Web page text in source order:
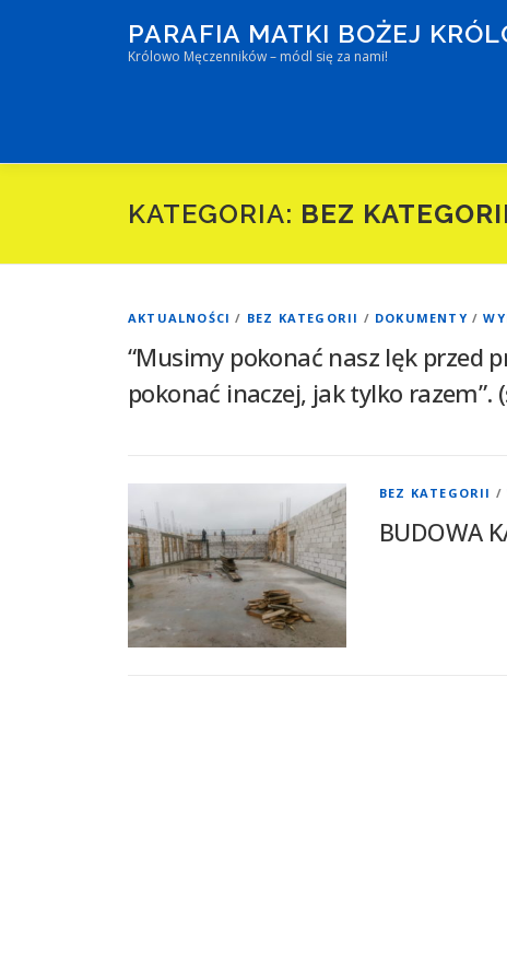
PARAFIA MATKI BOŻEJ
Królowo Męczenników – módl się za nami!
KATEGORIA: BEZ
AKTUALNOŚCI / BEZ KATEGORII / DOKUMENTY /
“Musimy pokonać nasz lęk przed
pokonać inaczej, jak tylko razem”.
BEZ KATEGORII /
BUDOWA